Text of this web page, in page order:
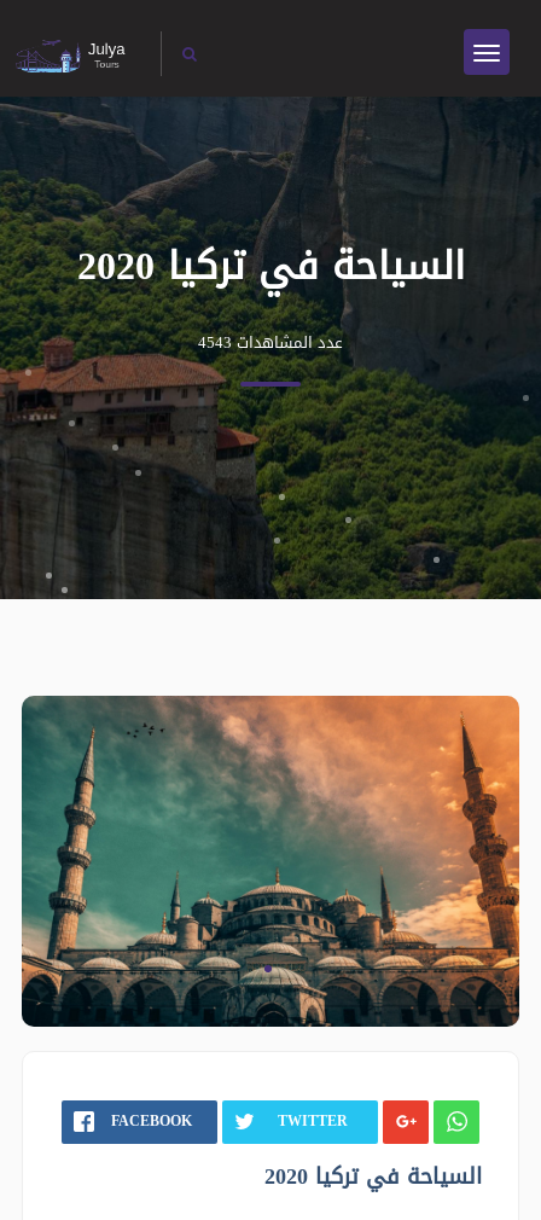
السياحة في تركيا 2020
عدد المشاهدات 4543
FACEBOOK TWITTER
السياحة في تركيا 2020